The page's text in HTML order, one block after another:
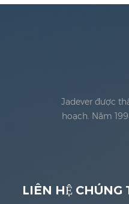
Jadever được
hoạch. Năm
pháp lý Đoạn
LIÊN HỆ CHÚNG